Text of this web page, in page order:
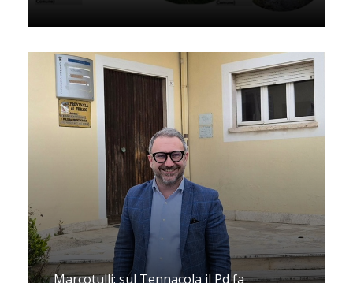
Marcotulli: sul Tennacola il Pd fa